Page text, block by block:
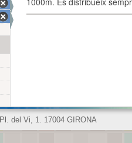
Pl. del Vi, 1. 17004 GIRONA